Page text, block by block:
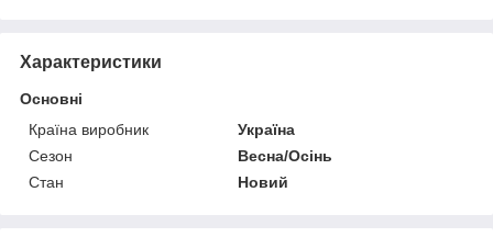
Характеристики
Основні
Країна виробник
Україна
Сезон
Весна/Осінь
Стан
Новий